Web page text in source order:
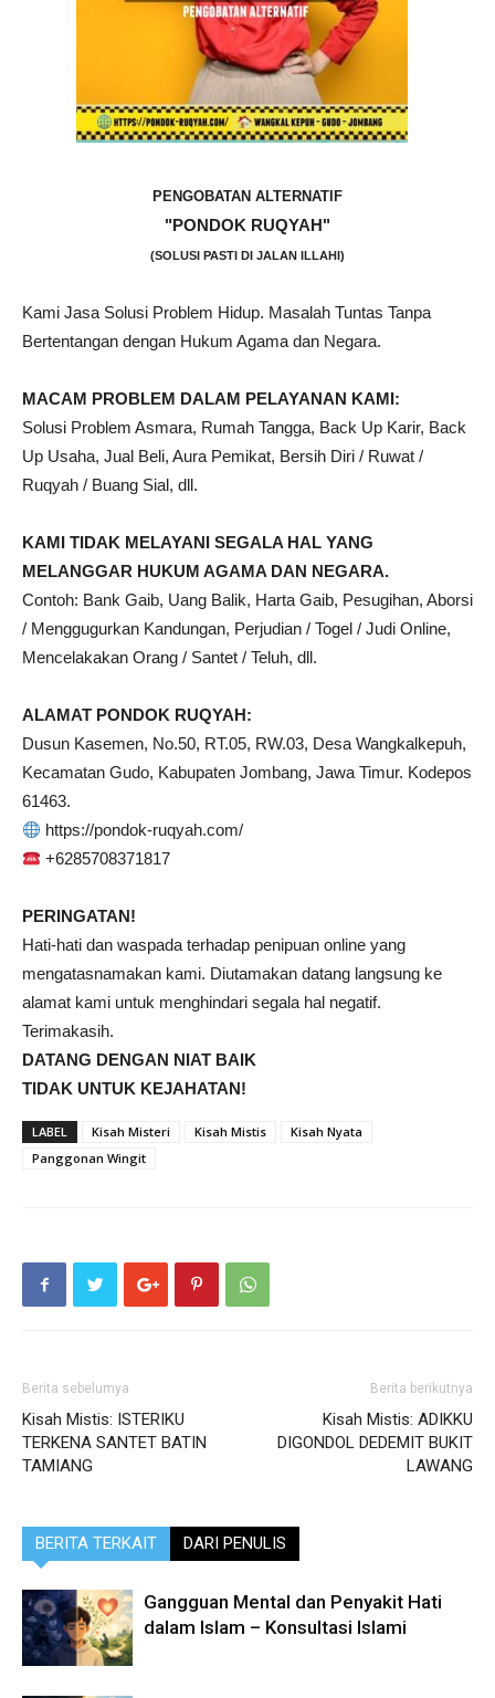
PENGOBATAN ALTERNATIF
"PONDOK RUQYAH"
(SOLUSI PASTI DI JALAN ILLAHI)
Kami Jasa Solusi Problem Hidup. Masalah Tuntas Tanpa
Bertentangan dengan Hukum Agama dan Negara.
MACAM PROBLEM DALAM PELAYANAN KAMI:
Solusi Problem Asmara, Rumah Tangga, Back Up Karir, Back
Up Usaha, Jual Beli, Aura Pemikat, Bersih Diri / Ruwat /
Ruqyah / Buang Sial, dll.
KAMI TIDAK MELAYANI SEGALA HAL YANG
MELANGGAR HUKUM AGAMA DAN NEGARA.
Contoh: Bank Gaib, Uang Balik, Harta Gaib, Pesugihan, Aborsi
/ Menggugurkan Kandungan, Perjudian / Togel / Judi Online,
Mencelakakan Orang / Santet / Teluh, dll.
ALAMAT PONDOK RUQYAH:
Dusun Kasemen, No.50, RT.05, RW.03, Desa Wangkalkepuh,
Kecamatan Gudo, Kabupaten Jombang, Jawa Timur. Kodepos
61463.
https://pondok-ruqyah.com/
+6285708371817
PERINGATAN!
Hati-hati dan waspada terhadap penipuan online yang
mengatasnamakan kami. Diutamakan datang langsung ke
alamat kami untuk menghindari segala hal negatif.
Terimakasih.
DATANG DENGAN NIAT BAIK
TIDAK UNTUK KEJAHATAN!
LABEL Kisah Misteri Kisah Mistis
Kisah Nyata
Panggonan Wingit
Berita sebelumya
Kisah Mistis: ISTERIKU
TERKENA SANTET BATIN
TAMIANG
Berita berikutnya
Kisah Mistis: ADIKKU
DIGONDOL DEDEMIT BUKIT
LAWANG
BERITA TERKAIT DARI PENULIS
Gangguan Mental dan Penyakit Hati
dalam Islam – Konsultasi Islami